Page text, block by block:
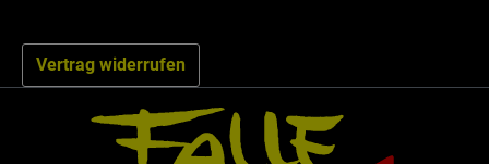
Vertrag widerrufen